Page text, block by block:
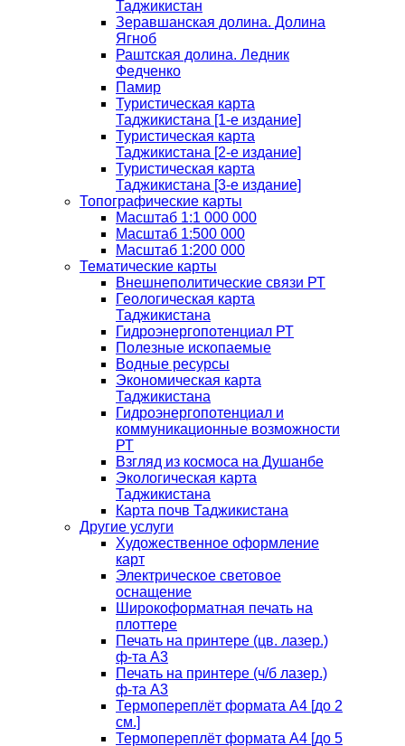
Таджикистан
Зеравшанская долина. Долина
Ягноб
Раштская долина. Ледник
Федченко
Памир
Туристическая карта
Таджикистана [1-е издание]
Туристическая карта
Таджикистана [2-е издание]
Туристическая карта
Таджикистана [3-е издание]
Топографические карты
Масштаб 1:1 000 000
Масштаб 1:500 000
Масштаб 1:200 000
Тематические карты
Внешнеполитические связи РТ
Геологическая карта
Таджикистана
Гидроэнергопотенциал РТ
Полезные ископаемые
Водные ресурсы
Экономическая карта
Таджикистана
Гидроэнергопотенциал и
коммуникационные возможности
РТ
Взгляд из космоса на Душанбе
Экологическая карта
Таджикистана
Карта почв Таджикистана
Другие услуги
Художественное оформление
карт
Электрическое световое
оснащение
Широкоформатная печать на
плоттере
Печать на принтере (цв. лазер.)
ф-та А3
Печать на принтере (ч/б лазер.)
ф-та А3
Термопереплёт формата А4 [до 2
см.]
Термопереплёт формата А4 [до 5